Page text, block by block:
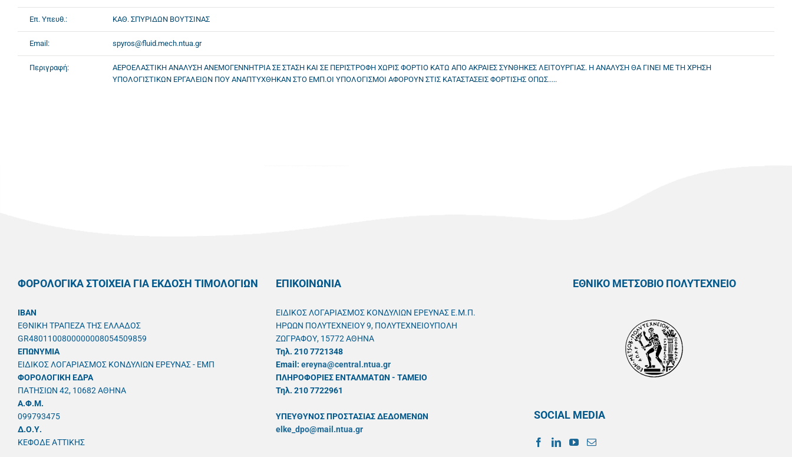
Επ. Υπευθ.: ΚΑΘ. ΣΠΥΡΙΔΩΝ ΒΟΥΤΣΙΝΑΣ
Email: spyros@fluid.mech.ntua.gr
Περιγραφή:
ΑΕΡΟΕΛΑΣΤΙΚΗ ΑΝΑΛΥΣΗ ΑΝΕΜΟΓΕΝΝΗΤΡΙΑ ΣΕ ΣΤΑΣΗ ΚΑΙ ΣΕ ΠΕΡΙΣΤΡΟΦΗ ΧΩΡΙΣ ΦΟΡΤΙΟ ΚΑΤΩ ΑΠΟ ΑΚΡΑΙΕΣ ΣΥΝΘΗΚΕΣ ΛΕΙΤΟΥΡΓΙΑΣ. Η ΑΝΑΛΥΣΗ ΘΑ ΓΙΝΕΙ ΜΕ ΤΗ ΧΡΗΣΗ
ΥΠΟΛΟΓΙΣΤΙΚΩΝ ΕΡΓΑΛΕΙΩΝ ΠΟΥ ΑΝΑΠΤΥΧΘΗΚΑΝ ΣΤΟ ΕΜΠ.ΟΙ ΥΠΟΛΟΓΙΣΜΟΙ ΑΦΟΡΟΥΝ ΣΤΙΣ ΚΑΤΑΣΤΑΣΕΙΣ ΦΟΡΤΙΣΗΣ ΟΠΩΣ.....
ΦΟΡΟΛΟΓΙΚΑ ΣΤΟΙΧΕΙΑ ΓΙΑ ΕΚΔΟΣΗ ΤΙΜΟΛΟΓΙΩΝ
IBAN
ΕΘΝΙΚΗ ΤΡΑΠΕΖΑ ΤΗΣ ΕΛΛΑΔΟΣ
GR4801100800000008054509859
ΕΠΩΝΥΜΙΑ
ΕΙΔΙΚΟΣ ΛΟΓΑΡΙΑΣΜΟΣ ΚΟΝΔΥΛΙΩΝ ΕΡΕΥΝΑΣ - ΕΜΠ
ΦΟΡΟΛΟΓΙΚΗ ΕΔΡΑ
ΠΑΤΗΣΙΩΝ 42, 10682 ΑΘΗΝΑ
A.Φ.Μ.
099793475
Δ.Ο.Υ.
ΚΕΦΟΔΕ ΑΤΤΙΚΗΣ
ΕΠΙΚΟΙΝΩΝΙΑ
ΕΙΔΙΚΟΣ ΛΟΓΑΡΙΑΣΜΟΣ ΚΟΝΔΥΛΙΩΝ ΕΡΕΥΝΑΣ Ε.Μ.Π.
ΗΡΩΩΝ ΠΟΛΥΤΕΧΝΕΙΟΥ 9, ΠΟΛΥΤΕΧΝΕΙΟΥΠΟΛΗ
ΖΩΓΡΑΦΟΥ, 15772 ΑΘΗΝΑ
Τηλ. 210 7721348
Email: ereyna@central.ntua.gr
ΠΛΗΡΟΦΟΡΙΕΣ ΕΝΤΑΛΜΑΤΩΝ - ΤΑΜΕΙΟ
Τηλ. 210 7722961
ΥΠΕΥΘYΝΟΣ ΠΡΟΣΤΑΣΙΑΣ ΔΕΔΟΜΕΝΩΝ
elke_dpo@mail.ntua.gr
ΕΘΝΙΚΟ ΜΕΤΣΟΒΙΟ ΠΟΛΥΤΕΧΝΕΙΟ
SOCIAL MEDIA